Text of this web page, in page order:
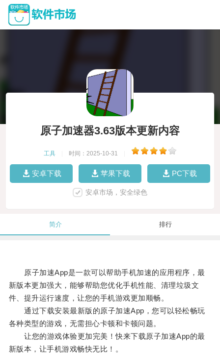
原子加速器3.63版本更新内容
工具 时间：2025-10-31
安卓下载 苹果下载 PC下载
安卓市场，安全绿色
简介 排行
原子加速App是一款可以帮助手机加速的应用程序，最
新版本更加强大，能够帮助您优化手机性能、清理垃圾文
件、提升运行速度，让您的手机游戏更加顺畅。
通过下载安装最新版的原子加速App，您可以轻松畅玩
各种类型的游戏，无需担心卡顿和卡顿问题。
让您的游戏体验更加完美！快来下载原子加速App的最
新版本，让手机游戏畅快无比！。